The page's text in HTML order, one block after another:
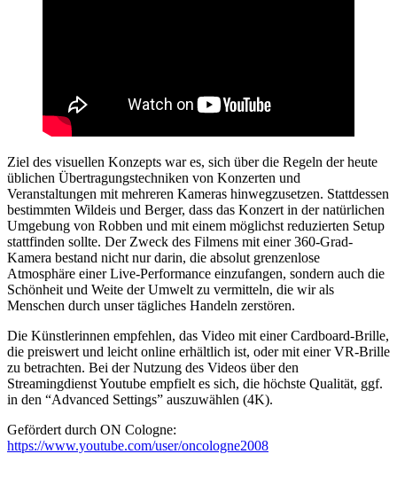
Ziel des visuellen Konzepts war es, sich über die Regeln der heute
üblichen Übertragungstechniken von Konzerten und
Veranstaltungen mit mehreren Kameras hinwegzusetzen. Stattdessen
bestimmten Wildeis und Berger, dass das Konzert in der natürlichen
Umgebung von Robben und mit einem möglichst reduzierten Setup
stattfinden sollte. Der Zweck des Filmens mit einer 360-Grad-
Kamera bestand nicht nur darin, die absolut grenzenlose
Atmosphäre einer Live-Performance einzufangen, sondern auch die
Schönheit und Weite der Umwelt zu vermitteln, die wir als
Menschen durch unser tägliches Handeln zerstören.
Die Künstlerinnen empfehlen, das Video mit einer Cardboard-Brille,
die preiswert und leicht online erhältlich ist, oder mit einer VR-Brille
zu betrachten. Bei der Nutzung des Videos über den
Streamingdienst Youtube empfielt es sich, die höchste Qualität, ggf.
in den “Advanced Settings” auszuwählen (4K).
Gefördert durch ON Cologne:
https://www.youtube.com/user/oncologne2008